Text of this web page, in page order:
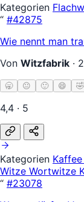
Kategorien
“ #42875
Wie nennt man
Von Witzfabrik ·
🥱 😐 🙂 😄 🤣
4,4 · 5
Kategorien
Witze Wortwitze
“ #23078